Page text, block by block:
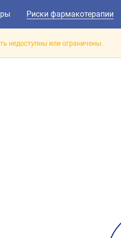
Риски фармакотерапии
недоступны или ограничены.